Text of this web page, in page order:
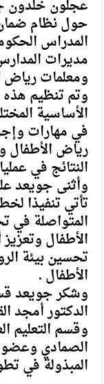
عجلون خلدون
حول نظام
المدراس
مديرات
ومعلمات رياض
وتم تنظيم
الأساسية
في مهارات
رياض الأطفال
النتائج في
وأثنى جويعد
تأتي تنفيذا
المتواصلة
الأطفال
تحسين بيئة
الأطفال .
وشكر جويعد
الدكتور أمجد
وقسم التعليم
الصمادي
المبذولة في